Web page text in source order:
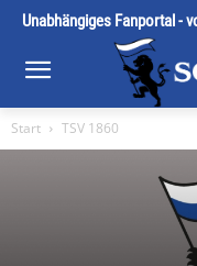
Unabhängiges Fanportal -
Start TSV 1860